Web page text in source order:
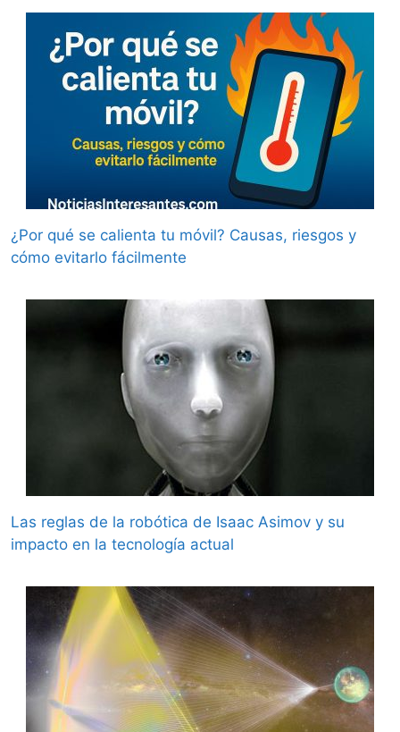
¿Por qué se calienta tu móvil? Causas, riesgos y
cómo evitarlo fácilmente
Las reglas de la robótica de Isaac Asimov y su
impacto en la tecnología actual